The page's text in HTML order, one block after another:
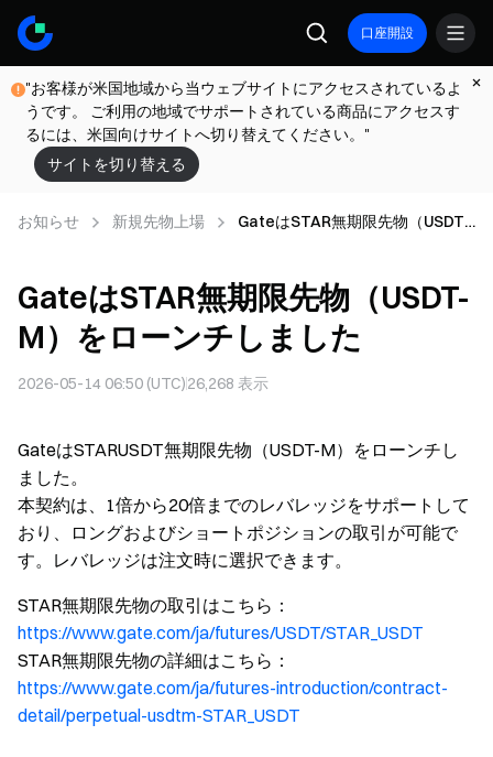
口座開設
"お客様が米国地域から当ウェブサイトにアクセスされているよ
うです。 ご利用の地域でサポートされている商品にアクセスす
るには、米国向けサイトへ切り替えてください。"
サイトを切り替える
お知らせ 新規先物上場
GateはSTAR無期限先物（USDT-
GateはSTAR無期限先物（USDT-
M）をローンチしました
2026-05-14 06:50 (UTC)26,268 表示
GateはSTARUSDT無期限先物（USDT-M）をローンチし
ました。
本契約は、1倍から20倍までのレバレッジをサポートして
おり、ロングおよびショートポジションの取引が可能で
す。レバレッジは注文時に選択できます。
STAR無期限先物の取引はこちら：
https://www.gate.com/ja/futures/USDT/STAR_USDT
STAR無期限先物の詳細はこちら：
https://www.gate.com/ja/futures-introduction/contract-
detail/perpetual-usdtm-STAR_USDT